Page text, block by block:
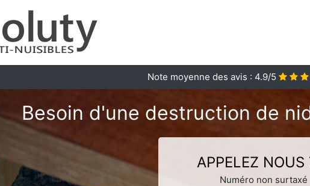
Note moyenne des avis : 4.9/5
Besoin d'une destruction de
APPELEZ
Numéro non surtaxé